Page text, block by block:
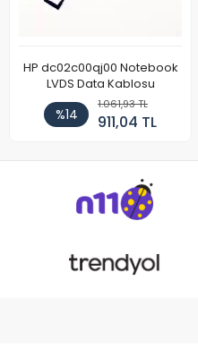
HP dc02c00qj00 Notebook
LVDS Data Kablosu
%14
1.061,93 TL
911,04 TL